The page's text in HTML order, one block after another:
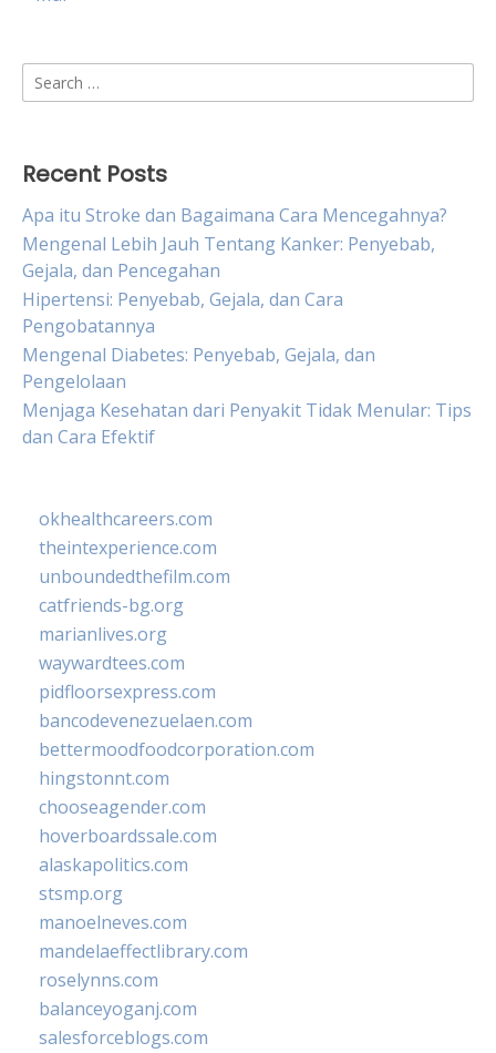
Search
for:
Recent Posts
Apa itu Stroke dan Bagaimana Cara Mencegahnya?
Mengenal Lebih Jauh Tentang Kanker: Penyebab,
Gejala, dan Pencegahan
Hipertensi: Penyebab, Gejala, dan Cara
Pengobatannya
Mengenal Diabetes: Penyebab, Gejala, dan
Pengelolaan
Menjaga Kesehatan dari Penyakit Tidak Menular: Tips
dan Cara Efektif
okhealthcareers.com
theintexperience.com
unboundedthefilm.com
catfriends-bg.org
marianlives.org
waywardtees.com
pidfloorsexpress.com
bancodevenezuelaen.com
bettermoodfoodcorporation.com
hingstonnt.com
chooseagender.com
hoverboardssale.com
alaskapolitics.com
stsmp.org
manoelneves.com
mandelaeffectlibrary.com
roselynns.com
balanceyoganj.com
salesforceblogs.com